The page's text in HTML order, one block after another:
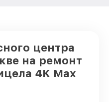
центра
на ремонт
4K Max